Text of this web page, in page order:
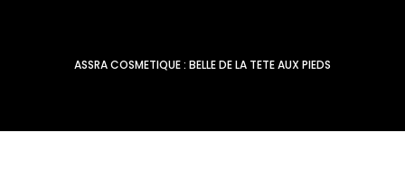
ASSRA COSMETIQUE : BELLE DE LA TETE AUX PIEDS